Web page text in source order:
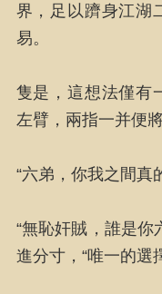
界，足以躋身江湖
易。
隻是，這想法僅有
左臂，兩指一并便
“六弟，你我之間真
“無恥奸賊，誰是你
進分寸，“唯一的選